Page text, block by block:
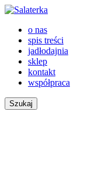
o nas
spis treści
jadłodajnia
sklep
kontakt
współpraca
Szukaj